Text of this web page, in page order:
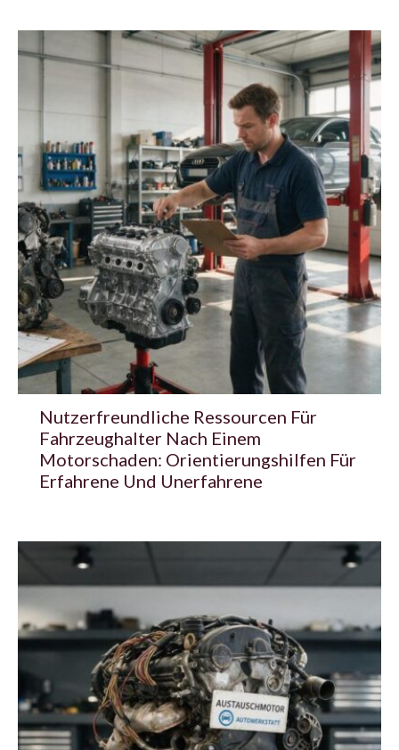
Nutzerfreundliche Ressourcen Für
Fahrzeughalter Nach Einem
Motorschaden: Orientierungshilfen Für
Erfahrene Und Unerfahrene